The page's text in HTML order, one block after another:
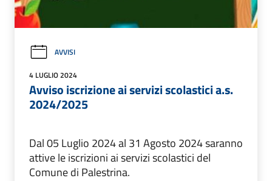
AVVISI
4 LUGLIO 2024
Avviso iscrizione ai servizi scolastici a.s.
2024/2025
Dal 05 Luglio 2024 al 31 Agosto 2024 saranno
attive le iscrizioni ai servizi scolastici del
Comune di Palestrina.